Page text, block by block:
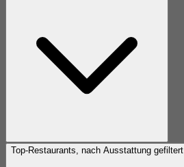
Top-Restaurants, nach Ausstattung gefiltert